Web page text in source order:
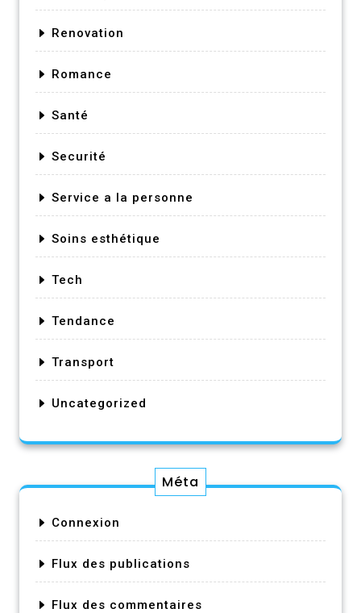
Renovation
Romance
Santé
Securité
Service a la personne
Soins esthétique
Tech
Tendance
Transport
Uncategorized
Méta
Connexion
Flux des publications
Flux des commentaires